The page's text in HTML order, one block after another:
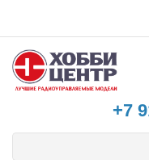
+7